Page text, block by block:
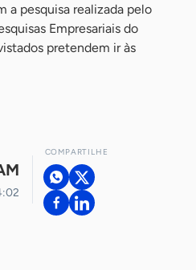
a pesquisa realizada pelo
Empresariais do
pretendem ir às
COMPARTILHE